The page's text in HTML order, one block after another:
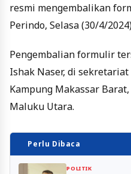
resmi mengembalikan
Perindo, Selasa (30/4/
Pengembalian formulir
Ishak Naser, di
Kampung Makassar
Maluku Utara.
Perlu Dibaca
POLITIK